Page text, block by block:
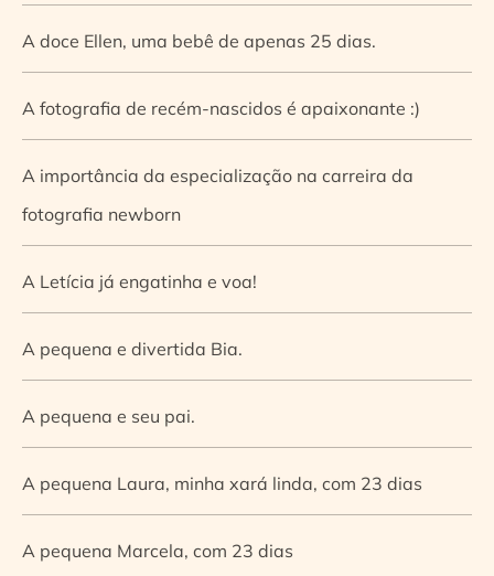
A doce Ellen, uma bebê de apenas 25 dias.
A fotografia de recém-nascidos é apaixonante :)
A importância da especialização na carreira da
fotografia newborn
A Letícia já engatinha e voa!
A pequena e divertida Bia.
A pequena e seu pai.
A pequena Laura, minha xará linda, com 23 dias
A pequena Marcela, com 23 dias